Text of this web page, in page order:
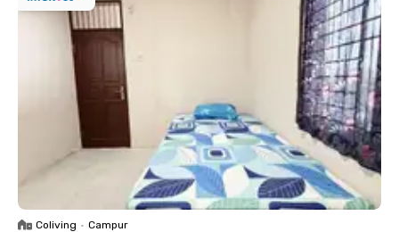
Coliving • Campur